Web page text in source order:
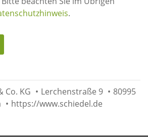
.
Co. KG • Lerchenstraße 9 • 80995
• https://www.schiedel.de